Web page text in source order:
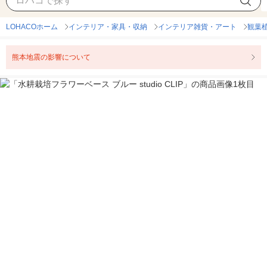
LOHACOホーム インテリア・家具・収納 インテリア雑貨・アート 観葉
熊本地震の影響について